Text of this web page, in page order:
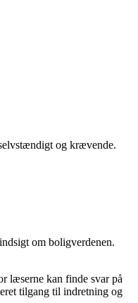
og krævende.
om boligverdenen.
læserne kan finde svar på
tilgang til indretning og